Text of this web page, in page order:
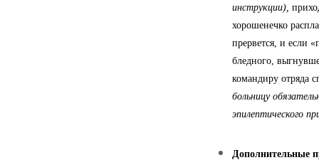
инструкции),
хорошенечко
прервется, и если
бледного,
командиру отряда
больницу
эпилептического
Дополнительные